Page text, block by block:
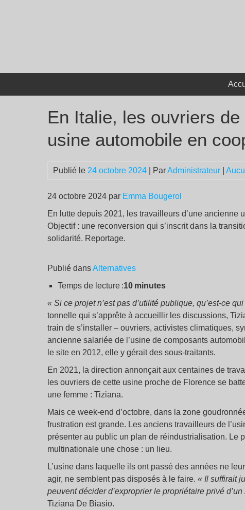
En Italie, les ouvriers
usine automobile en
Publié le 24 octobre 2024 | ParAdministrateur
24 octobre 2024 par Emma Bougerol
En lutte depuis 2021, les travailleurs d’une
Objectif : une reconversion qui s’inscrit dans la
solidarité. Reportage.
Publié dansAlternatives
Temps de lecture :10 minutes
« Si ce projet n’est pas d’utilité publique, qu’est-ce qui
tonnelle qui s’apprête à accueillir les discussions,
train de s’installer – ouvriers, activistes climatiques,
ancienne salariée de l’usine de composants
le site en 2012, elle y gérait des sous-traitants.
En 2021, la direction annonçait aux centaines de
les ouvriers de cette usine proche de Florence se
une femme : Tiziana.
Mais ce week-end d’octobre, dans la zone
frustration est grande. Les anciens travailleurs de
présenter au public un plan de réindustrialisation. Le
multinationale une chose : un lieu.
L’usine dans laquelle ils ont passé des années ne
agir, ne semblent pas disposés à le faire. « Il suffirait
peuvent décider d’exproprier le propriétaire privé
Tiziana De Biasio.